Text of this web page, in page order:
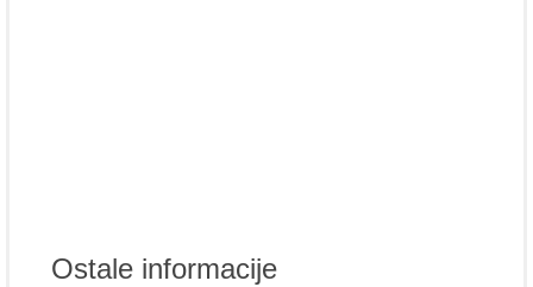
Ostale informacije